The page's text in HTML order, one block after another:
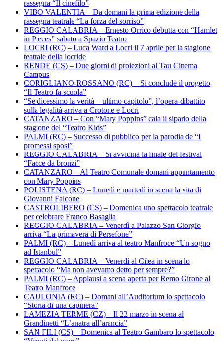
rassegna “Il cinefilo”
VIBO VALENTIA – Da domani la prima edizione della
rassegna teatrale “La forza del sorriso”
REGGIO CALABRIA – Ernesto Orrico debutta con “Hamlet
in Pieces” sabato a Spazio Teatro
LOCRI (RC) – Luca Ward a Locri il 7 aprile per la stagione
teatrale della locride
RENDE (CS) – Due giorni di proiezioni al Tau Cinema
Campus
CORIGLIANO-ROSSANO (RC) – Si conclude il progetto
“Il Teatro fa scuola”
“Se dicessimo la verità – ultimo capitolo”, l’opera-dibattito
sulla legalità arriva a Crotone e Locri
CATANZARO – Con “Mary Poppins” cala il sipario della
stagione del “Teatro Kids”
PALMI (RC) – Successo di pubblico per la parodia de “I
promessi sposi”
REGGIO CALABRIA – Si avvicina la finale del festival
“Facce da bronzi”
CATANZARO – Al Teatro Comunale domani appuntamento
con Mary Poppins
POLISTENA (RC) – Lunedì e martedì in scena la vita di
Giovanni Falcone
CASTROLIBERO (CS) – Domenica uno spettacolo teatrale
per celebrare Franco Basaglia
REGGIO CALABRIA – Venerdì a Palazzo San Giorgio
arriva “La primavera di Persefone”
PALMI (RC) – Lunedì arriva al teatro Manfroce “Un sogno
ad Istanbul”
REGGIO CALABRIA – Venerdì al Cilea in scena lo
spettacolo “Ma non avevamo detto per sempre?”
PALMI (RC) – Applausi a scena aperta per Remo Girone al
Teatro Manfroce
CAULONIA (RC) – Domani all’Auditorium lo spettacolo
“Storia di una capinera”
LAMEZIA TERME (CZ) – Il 22 marzo in scena al
Grandinetti “L’anatra all’arancia”
SAN FILI (CS) – Domenica al Teatro Gambaro lo spettacolo